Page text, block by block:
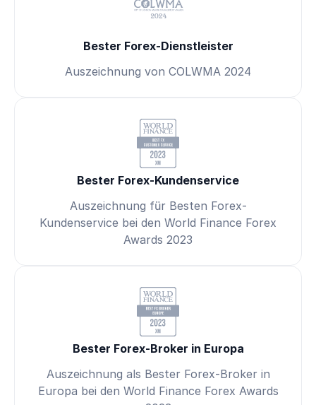
Bester Forex-Dienstleister
Auszeichnung von COLWMA 2024
Bester Forex-Kundenservice
Auszeichnung für Besten Forex-
Kundenservice bei den World Finance Forex
Awards 2023
Bester Forex-Broker in Europa
Auszeichnung als Bester Forex-Broker in
Europa bei den World Finance Forex Awards